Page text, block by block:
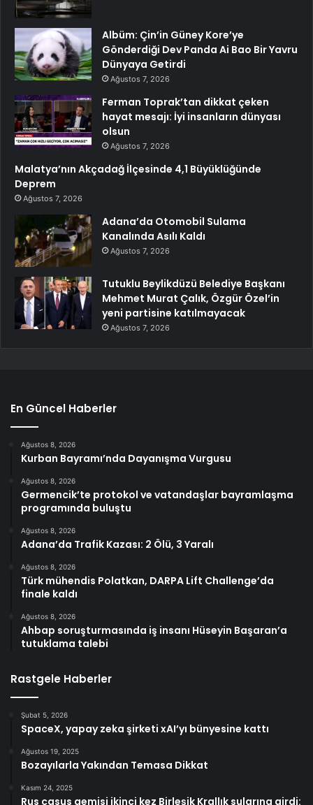
Albüm: Çin’in Güney Kore’ye
Gönderdiği Dev Panda Ai Bao Bir Yavru
Dünyaya Getirdi
Ağustos 7, 2026
Ferman Toprak’tan dikkat çeken
hayat mesajı: İyi insanların dünyası
olsun
Ağustos 7, 2026
Malatya’nın Akçadağ İlçesinde 4,1 Büyüklüğünde
Deprem
Ağustos 7, 2026
Adana’da Otomobil Sulama
Kanalında Asılı Kaldı
Ağustos 7, 2026
Tutuklu Beylikdüzü Belediye Başkanı
Mehmet Murat Çalık, Özgür Özel’in
yeni partisine katılmayacak
Ağustos 7, 2026
En Güncel Haberler
Ağustos 8, 2026
Kurban Bayramı’nda Dayanışma Vurgusu
Ağustos 8, 2026
Germencik’te protokol ve vatandaşlar bayramlaşma
programında buluştu
Ağustos 8, 2026
Adana’da Trafik Kazası: 2 Ölü, 3 Yaralı
Ağustos 8, 2026
Türk mühendis Polatkan, DARPA Lift Challenge’da
finale kaldı
Ağustos 8, 2026
Ahbap soruşturmasında iş insanı Hüseyin Başaran’a
tutuklama talebi
Rastgele Haberler
Şubat 5, 2026
SpaceX, yapay zeka şirketi xAI’yı bünyesine kattı
Ağustos 19, 2025
Bozayılarla Yakından Temasa Dikkat
Kasım 24, 2025
Rus casus gemisi ikinci kez Birleşik Krallık sularına girdi: